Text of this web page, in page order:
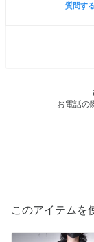
質問する
お電話の
このアイテムを